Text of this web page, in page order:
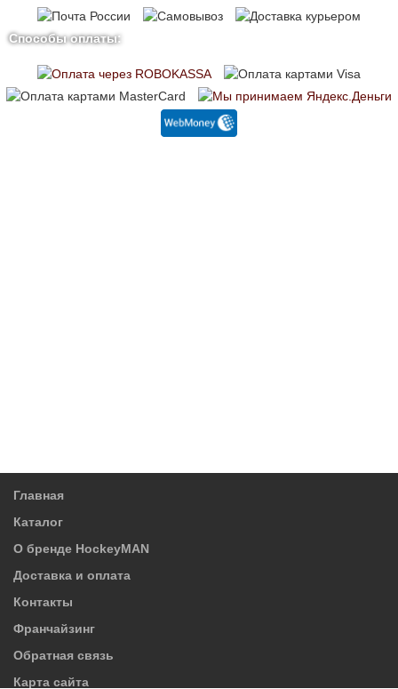
Способы оплаты:
Главная
Каталог
О бренде HockeyMAN
Доставка и оплата
Контакты
Франчайзинг
Обратная связь
Карта сайта